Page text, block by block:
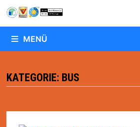
Inhalt
springen
MENÜ
KATEGORIE: BUS